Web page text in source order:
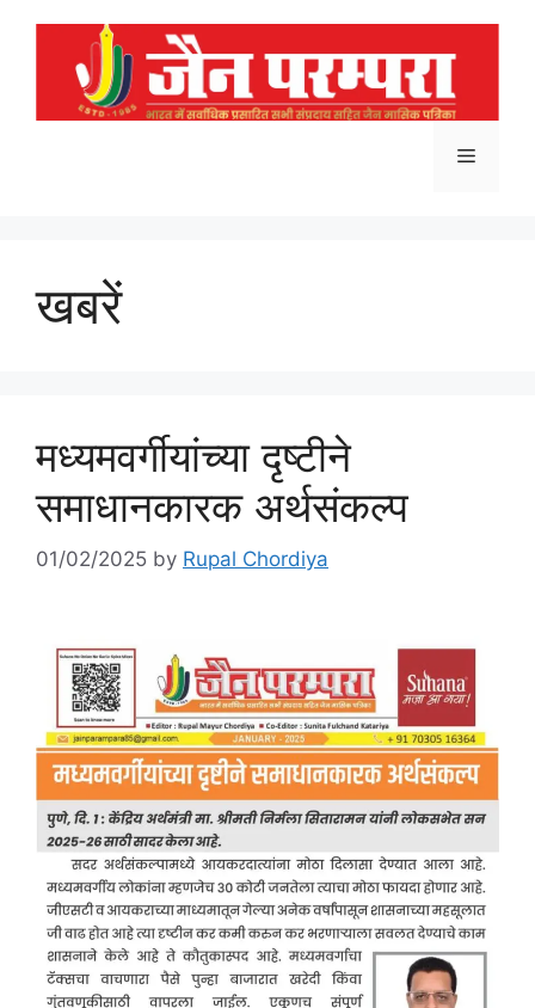
Menu
खबरें
मध्यमवर्गीयांच्या दृष्टीने
समाधानकारक अर्थसंकल्प
01/02/2025 by Rupal Chordiya